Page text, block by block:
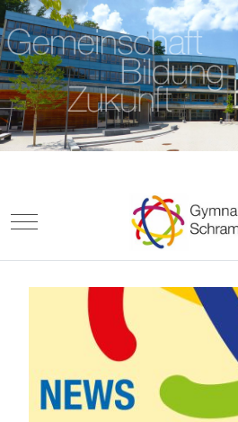
Mobile Menu Toggle